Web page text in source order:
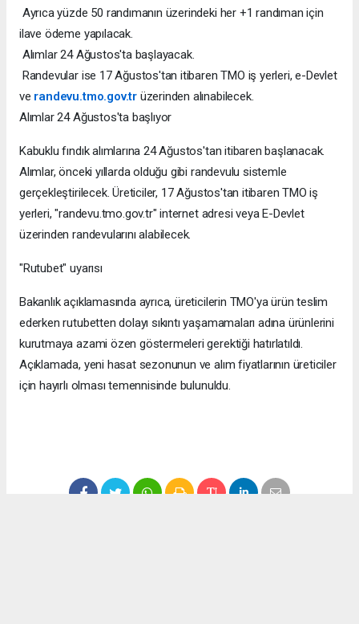
Ayrıca yüzde 50 randımanın üzerindeki her +1 randıman için
ilave ödeme yapılacak.
Alımlar 24 Ağustos'ta başlayacak.
Randevular ise 17 Ağustos'tan itibaren TMO iş yerleri, e-Devlet
ve randevu.tmo.gov.trüzerinden alınabilecek.
Alımlar 24 Ağustos'ta başlıyor
Kabuklu fındık alımlarına 24 Ağustos'tan itibaren başlanacak.
Alımlar, önceki yıllarda olduğu gibi randevulu sistemle
gerçekleştirilecek. Üreticiler, 17 Ağustos'tan itibaren TMO iş
yerleri, "randevu.tmo.gov.tr" internet adresi veya E-Devlet
üzerinden randevularını alabilecek.
"Rutubet" uyarısı
Bakanlık açıklamasında ayrıca, üreticilerin TMO'ya ürün teslim
ederken rutubetten dolayı sıkıntı yaşamamaları adına ürünlerini
kurutmaya azami özen göstermeleri gerektiği hatırlatıldı.
Açıklamada, yeni hasat sezonunun ve alım fiyatlarının üreticiler
için hayırlı olması temennisinde bulunuldu.